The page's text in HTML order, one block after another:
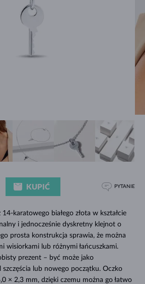
karatowego białego złota w kształcie
i jednocześnie dyskretny klejnot o
prosta konstrukcja sprawia, że można
wisiorkami lub różnymi łańcuszkami.
prezent – być może jako
szczęścia lub nowego początku. Oczko
× 2,3 mm, dzięki czemu można go łatwo
KUPIĆ PYTANIE